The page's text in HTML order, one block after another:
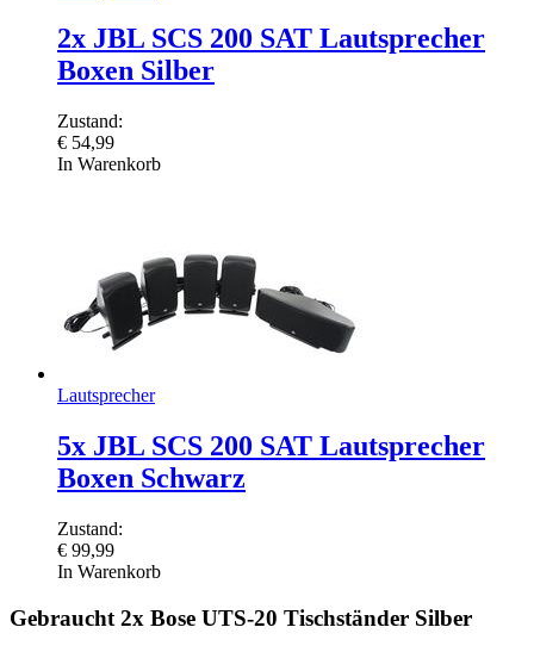
2x JBL SCS 200 SAT Lautsprecher
Boxen Silber
Zustand:
€ 54,99
In Warenkorb
Lautsprecher
5x JBL SCS 200 SAT Lautsprecher
Boxen Schwarz
Zustand:
€ 99,99
In Warenkorb
Gebraucht 2x Bose UTS-20 Tischständer Silber